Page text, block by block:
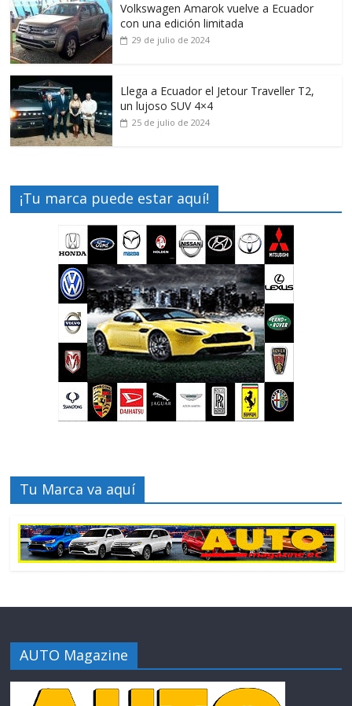
Volkswagen Amarok vuelve a Ecuador
con una edición limitada
29 de julio de 2024
Llega a Ecuador el Jetour Traveller T2,
un lujoso SUV 4×4
25 de julio de 2024
¡Tu marca puede estar aquí!
Tu Marca va aquí
AUTO Magazine